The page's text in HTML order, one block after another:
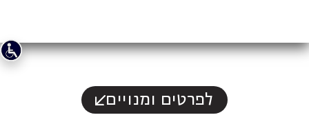
לפרטים ומנויים